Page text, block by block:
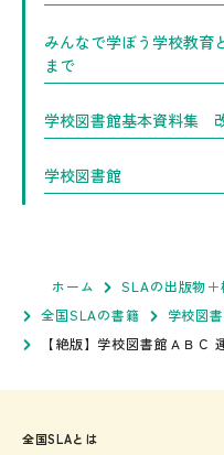
みんなで学ぼう学校教育
まで
学校図書館基本資料集
学校図書館
ホーム
SLAの出版物
全国SLAの書籍
学校図
【絶版】学校図書館ＡＢ
全国SLAとは